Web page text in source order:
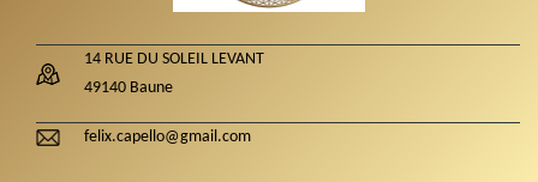
14 RUE DU SOLEIL LEVANT
49140 Baune
felix.capello@gmail.com